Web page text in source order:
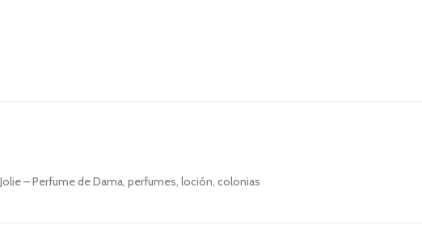
Jolie – Perfume de Dama, perfumes, loción, colonias